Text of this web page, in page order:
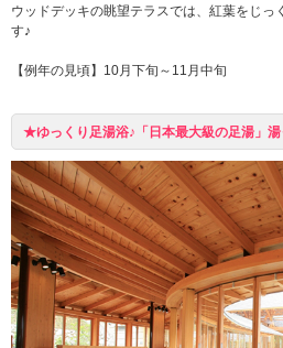
ウッドデッキの眺望テラスでは、紅葉をじっ
す♪
【例年の見頃】10月下旬～11月中旬
★ゆっくり足湯浴♪「日本最大級の足湯」